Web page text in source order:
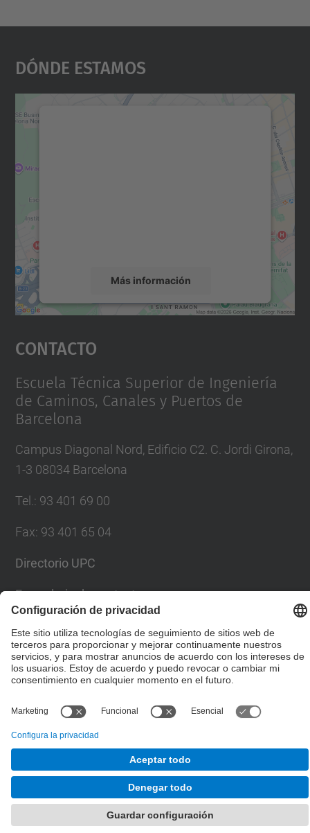
Dónde Estamos
Más información
Aceptar
powered by
Contacto
Escuela Técnica Superior de Ingeniería
de Caminos, Canales y Puertos de
Barcelona
Campus Diagonal Nord, Edificio C2. C. Jordi Girona,
1-3 08034 Barcelona
Tel. : 93 401 69 00
Fax: 93 401 65 04
Directorio UPC
Formulario de contacto
© UPCEscuela Técnica Superior de Ingenieros de Caminos,
Canales y Puertos de Barcelona
Desarrollado con
Mapa del Sitio
Aviso legal
Configuración de privacidad